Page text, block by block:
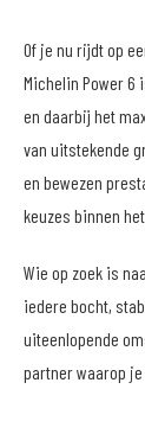
Of je nu rijdt op
Michelin Power
en daarbij het
van uitstekende
en bewezen
keuzes binnen
Wie op zoek is
iedere bocht,
uiteenlopende
partner waarop